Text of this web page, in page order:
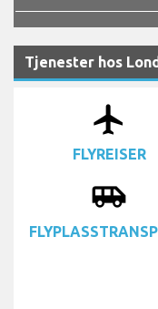
Tjenester hos
airplanemode_active
FLYREISER
airport_shuttle